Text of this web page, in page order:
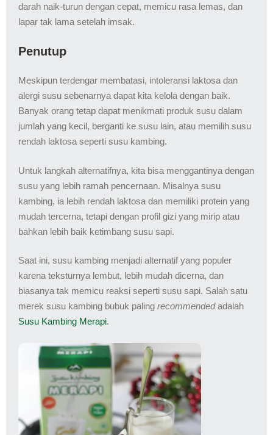
darah naik-turun dengan cepat, memicu rasa lemas, dan
lapar tak lama setelah imsak.
Penutup
Meskipun terdengar membatasi, intoleransi laktosa dan
alergi susu sebenarnya dapat kita kelola dengan baik.
Banyak orang tetap dapat menikmati produk susu dalam
jumlah yang kecil, berganti ke susu lain, atau memilih susu
rendah laktosa seperti susu kambing.
Untuk langkah alternatifnya, kita bisa menggantinya dengan
susu yang lebih ramah pencernaan. Misalnya susu
kambing, ia lebih rendah laktosa dan memiliki protein yang
mudah tercerna, tetapi dengan profil gizi yang mirip atau
bahkan lebih baik ketimbang susu sapi.
Saat ini, susu kambing menjadi alternatif yang populer
karena teksturnya lembut, lebih mudah dicerna, dan
biasanya tak memicu reaksi seperti susu sapi. Salah satu
merek susu kambing bubuk paling recommendedadalah
Susu Kambing Merapi.